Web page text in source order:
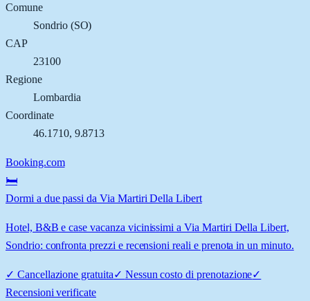
Comune
Sondrio(SO)
CAP
23100
Regione
Lombardia
Coordinate
46.1710, 9.8713
Booking.com
🛏️
Dormi a due passi da Via Martiri Della Libert
Hotel, B&B e case vacanza vicinissimi a Via Martiri Della Libert,
Sondrio: confronta prezzi e recensioni reali e prenota in un minuto.
✓ Cancellazione gratuita✓ Nessun costo di prenotazione✓
Recensioni verificate